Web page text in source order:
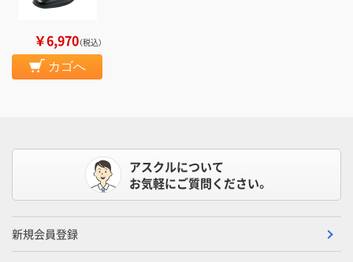
￥6,970（税込）
カゴへ
アスクルについて
お気軽にご質問ください。
新規会員登録